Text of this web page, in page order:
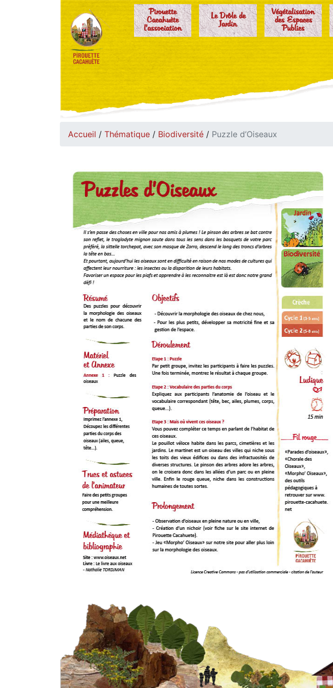
Pirouette
Cacahuète
l'association
Le Drôle de
Jardin
Végétalisation
des Espaces
Publics
Accueil / Thématique / Biodiversité / Puzzle d’Oiseaux